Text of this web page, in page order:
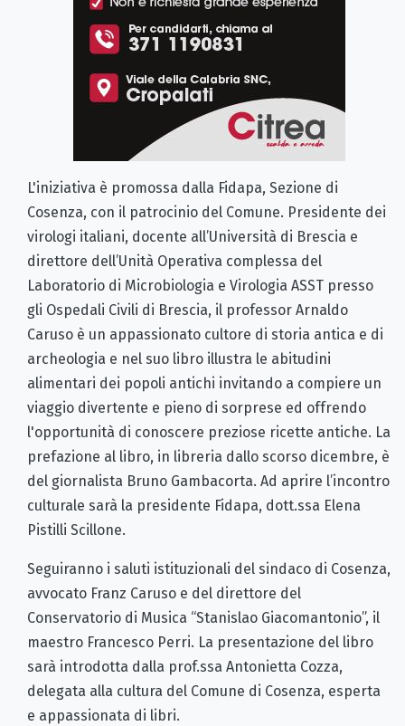
L'iniziativa è promossa dalla Fidapa, Sezione di
Cosenza, con il patrocinio del Comune. Presidente dei
virologi italiani, docente all’Università di Brescia e
direttore dell’Unità Operativa complessa del
Laboratorio di Microbiologia e Virologia ASST presso
gli Ospedali Civili di Brescia, il professor Arnaldo
Caruso è un appassionato cultore di storia antica e di
archeologia e nel suo libro illustra le abitudini
alimentari dei popoli antichi invitando a compiere un
viaggio divertente e pieno di sorprese ed offrendo
l'opportunità di conoscere preziose ricette antiche. La
prefazione al libro, in libreria dallo scorso dicembre, è
del giornalista Bruno Gambacorta. Ad aprire l’incontro
culturale sarà la presidente Fidapa, dott.ssa Elena
Pistilli Scillone.
Seguiranno i saluti istituzionali del sindaco di Cosenza,
avvocato Franz Caruso e del direttore del
Conservatorio di Musica “Stanislao Giacomantonio”, il
maestro Francesco Perri. La presentazione del libro
sarà introdotta dalla prof.ssa Antonietta Cozza,
delegata alla cultura del Comune di Cosenza, esperta
e appassionata di libri.